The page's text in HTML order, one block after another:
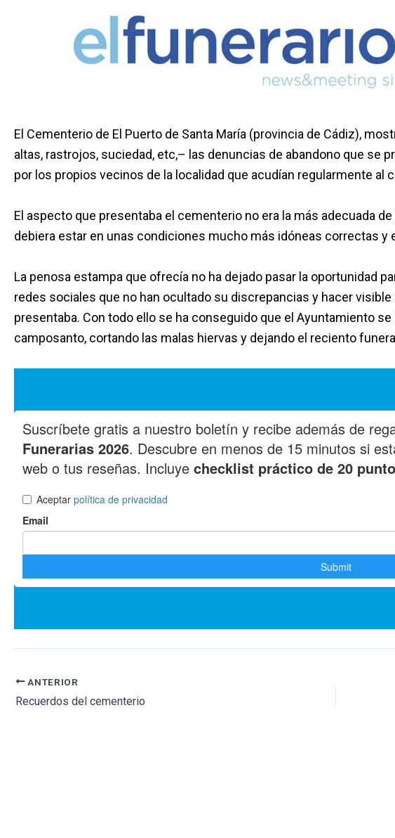
El Cementerio de El Puerto de Santa María (provincia de Cádiz),
altas, rastrojos, suciedad, etc,– las denuncias de abandono que se
por los propios vecinos de la localidad que acudían regularmente al
El aspecto que presentaba el cementerio no era la más adecuada
debiera estar en unas condiciones mucho más idóneas correctas
La penosa estampa que ofrecía no ha dejado pasar la oportunidad
redes sociales que no han ocultado su discrepancias y hacer
presentaba. Con todo ello se ha conseguido que el Ayuntamiento
camposanto, cortando las malas hiervas y dejando el reciento
ANTERIOR
Recuerdos del cementerio